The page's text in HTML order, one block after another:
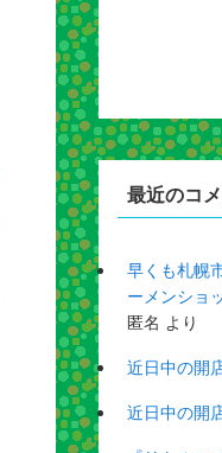
最近のコ
早くも札幌
ーメンショ
匿名 より
近日中の開
近日中の開